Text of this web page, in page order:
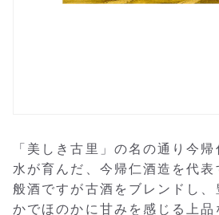
「美しき古里」の名の通り今
水が育んだ、今帰仁酒造を代
般酒ですが古酒をブレンドし
かでほのかに甘みを感じる上品